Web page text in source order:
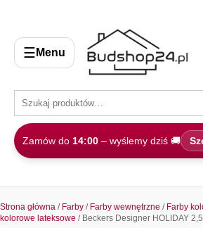
☰ Menu
Zamów do 14:00 – wyślemy dziś 🚚
Strona główna / Farby / Farby wewnętrzne / Farby
kolorowe lateksowe / Beckers Designer HOLIDAY